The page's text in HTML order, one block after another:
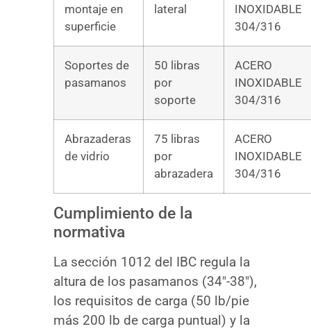
montaje en
superficie
lateral
INOXIDABLE
304/316
Soportes de
pasamanos
50 libras
por
soporte
ACERO
INOXIDABLE
304/316
Abrazaderas
de vidrio
75 libras
por
abrazadera
ACERO
INOXIDABLE
304/316
Cumplimiento de la
normativa
La sección 1012 del IBC regula la
altura de los pasamanos (34″-38″),
los requisitos de carga (50 lb/pie
más 200 lb de carga puntual) y la